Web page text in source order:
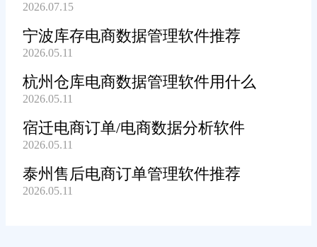
WMS系统?
2026.07.15
宁波库存电商数据管理软件推荐
2026.05.11
杭州仓库电商数据管理软件用什么
2026.05.11
宿迁电商订单/电商数据分析软件
2026.05.11
泰州售后电商订单管理软件推荐
2026.05.11